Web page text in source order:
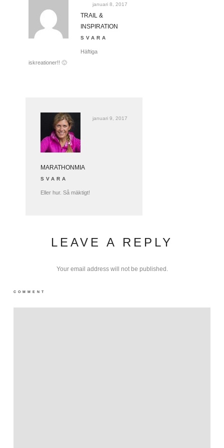
januari 8, 2017
TRAIL &
INSPIRATION
SVARA
Häftiga
iskreationer!! 🙂
januari 9, 2017
MARATHONMIA
SVARA
Eller hur. Så mäktigt!
LEAVE A REPLY
Your email address will not be published.
COMMENT